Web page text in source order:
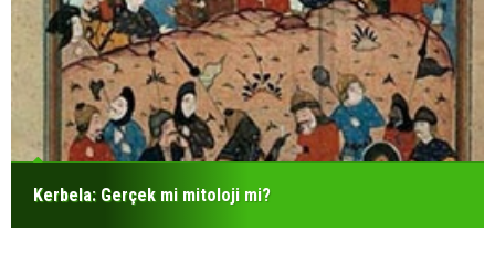
Kerbela: Gerçek mi mitoloji mi?